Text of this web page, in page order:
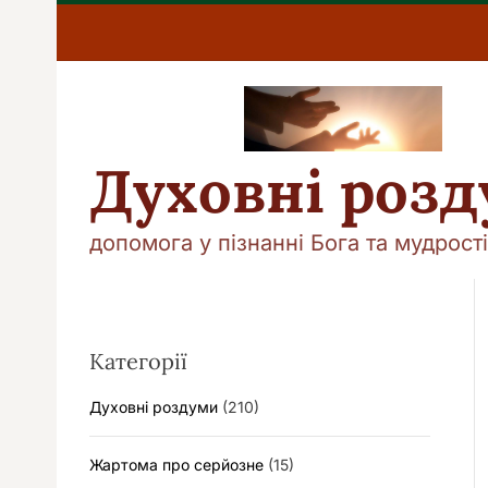
П
р
Духовні
допомога у пізнанні Бога та
Категорії
Духовні роздуми (210)
Жартома про серйозне (15)